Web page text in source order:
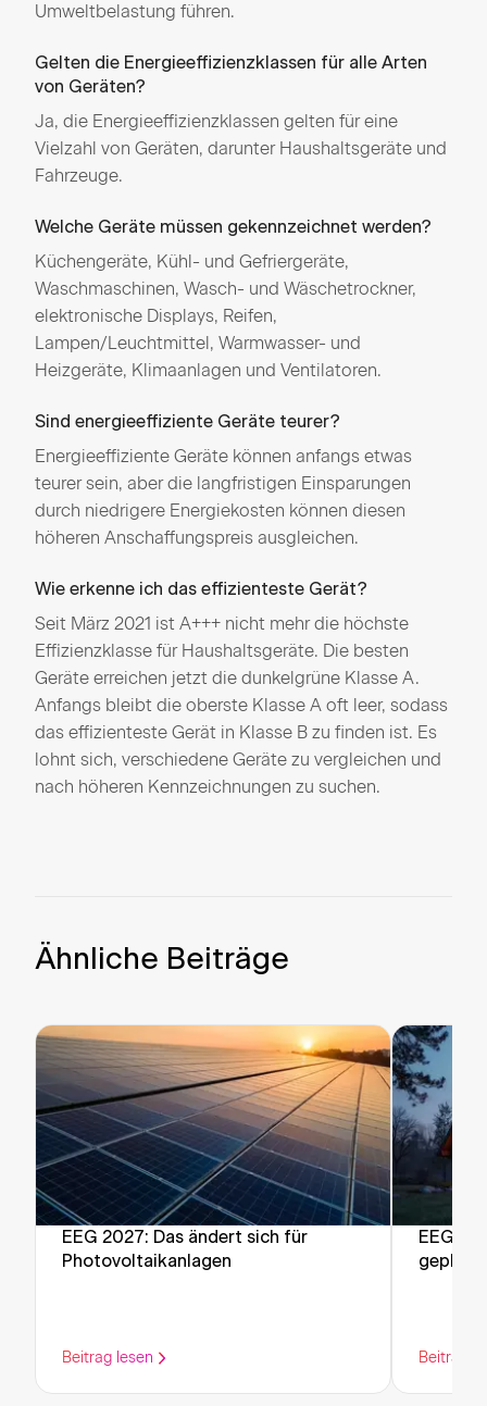
Umweltbelastung führen.
Gelten die Energieeffizienzklassen für alle Arten
von Geräten?
Ja, die Energieeffizienzklassen gelten für eine
Vielzahl von Geräten, darunter Haushaltsgeräte und
Fahrzeuge.
Welche Geräte müssen gekennzeichnet werden?
Küchengeräte, Kühl- und Gefriergeräte,
Waschmaschinen, Wasch- und Wäschetrockner,
elektronische Displays, Reifen,
Lampen/Leuchtmittel, Warmwasser- und
Heizgeräte, Klimaanlagen und Ventilatoren.
Sind energieeffiziente Geräte teurer?
Energieeffiziente Geräte können anfangs etwas
teurer sein, aber die langfristigen Einsparungen
durch niedrigere Energiekosten können diesen
höheren Anschaffungspreis ausgleichen.
Wie erkenne ich das effizienteste Gerät?
Seit März 2021 ist A+++ nicht mehr die höchste
Effizienzklasse für Haushaltsgeräte. Die besten
Geräte erreichen jetzt die dunkelgrüne Klasse A.
Anfangs bleibt die oberste Klasse A oft leer, sodass
das effizienteste Gerät in Klasse B zu finden ist. Es
lohnt sich, verschiedene Geräte zu vergleichen und
nach höheren Kennzeichnungen zu suchen.
Ähnliche Beiträge
EEG 2027: Das ändert sich für
Photovoltaikanlagen
Beitrag lesen
EEG-
Beitrag